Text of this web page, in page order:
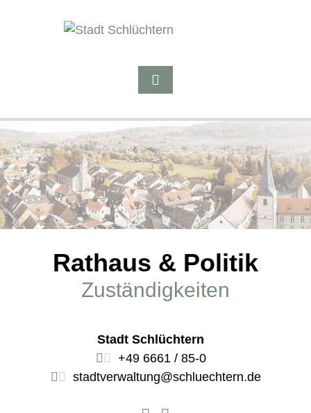
Rathaus & Politik
Zuständigkeiten
Stadt Schlüchtern
+49 6661 / 85-0
stadtverwaltung@schluechtern.de